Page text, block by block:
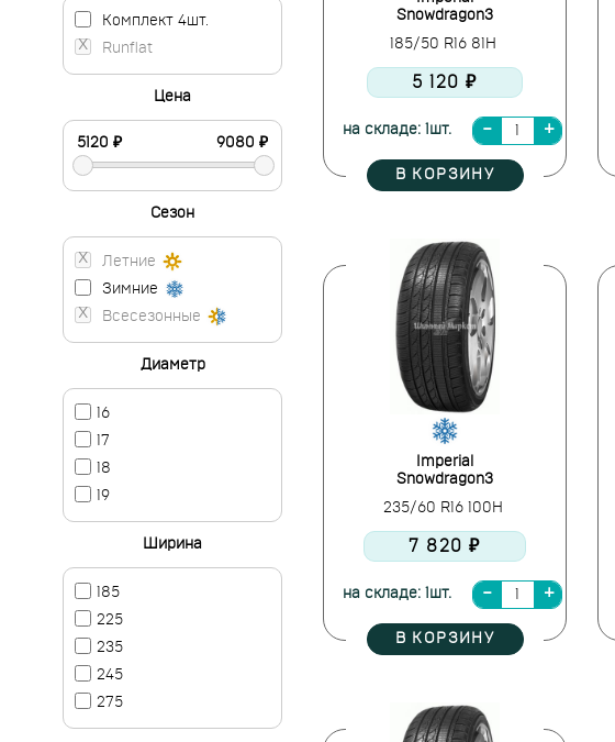
Snowdragon3
185/50 R16 81H
5 120 ₽
на складе: 1шт.
В КОРЗИНУ
Imperial
Snowdragon3
235/60 R16 100H
7 820 ₽
на складе: 1шт.
В КОРЗИНУ
Комплект 4шт.
Runflat
Цена
Сезон
Летние
Зимние
Всесезонные
Диаметр
16
17
18
19
Ширина
185
225
235
245
275